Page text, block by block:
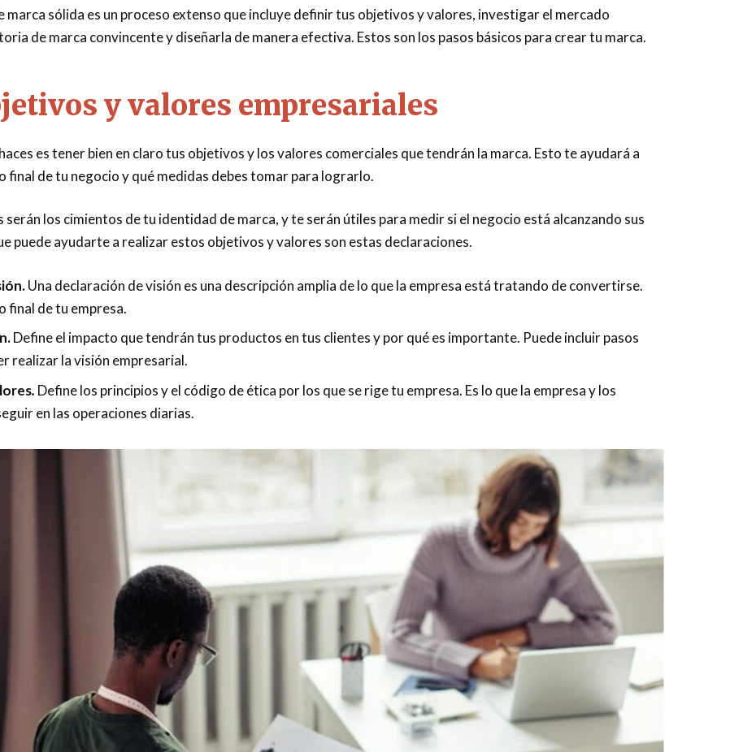
marca sólida es un proceso extenso que incluye definir tus objetivos y valores, investigar el mercado
de marca convincente y diseñarla de manera efectiva. Estos son los pasos básicos para crear tu marca.
y valores empresariales
es tener bien en claro tus objetivos y los valores comerciales que tendrán la marca. Esto te ayudará a
final de tu negocio y qué medidas debes tomar para lograrlo.
los cimientos de tu identidad de marca, y te serán útiles para medir si el negocio está alcanzando sus
puede ayudarte a realizar estos objetivos y valores son estas declaraciones.
Una declaración de visión es una descripción amplia de lo que la empresa está tratando de convertirse.
final de tu empresa.
Define el impacto que tendrán tus productos en tus clientes y por qué es importante. Puede incluir pasos
realizar la visión empresarial.
. Define los principios y el código de ética por los que se rige tu empresa. Es lo que la empresa y los
en las operaciones diarias.